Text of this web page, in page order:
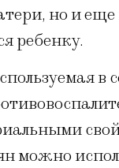
но и еще
ребенку.
в
можно